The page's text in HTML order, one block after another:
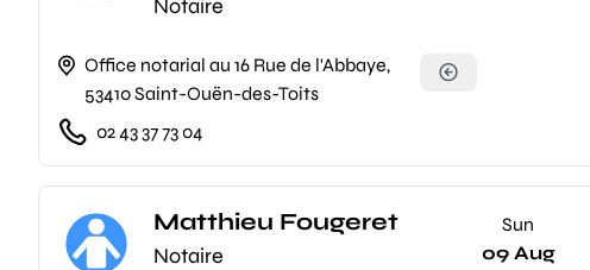
Notaire
Office notarial au 16 Rue de l'Abbaye,
53410 Saint-Ouën-des-Toits
02 43 37 73 04
Matthieu Fougeret
Notaire
Sun
09 Aug